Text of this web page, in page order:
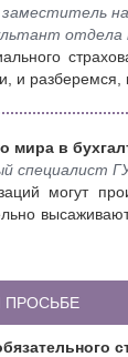
и
мира в
специалист
могут
ПРОСЬБЕ